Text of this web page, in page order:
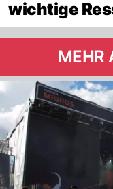
wichtige
MEHR